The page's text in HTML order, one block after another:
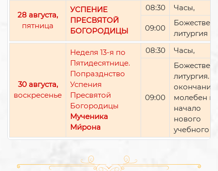
28 августа,
пятница
УСПЕНИЕ
ПРЕСВЯТОЙ
БОГОРОДИЦЫ
08:30 Часы,
09:00
литургия
30 августа,
воскресенье
Неделя 13-я по
Пятидесятнице.
Попразднство
Успения
Пресвятой
Богородицы
Мученика
Ми́рона
08:30 Часы,
09:00
литургия.
окончании
молебен
начало
нового
учебного